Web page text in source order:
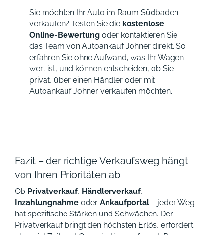
Sie möchten Ihr Auto im Raum Südbaden
verkaufen? Testen Sie die kostenlose
Online-Bewertung oder kontaktieren Sie
das Team von Autoankauf Johner direkt. So
erfahren Sie ohne Aufwand, was Ihr Wagen
wert ist, und können entscheiden, ob Sie
privat, über einen Händler oder mit
Autoankauf Johner verkaufen möchten.
Fazit – der richtige Verkaufsweg hängt
von Ihren Prioritäten ab
Ob Privatverkauf, Händlerverkauf,
Inzahlungnahme oder Ankaufportal – jeder Weg
hat spezifische Stärken und Schwächen. Der
Privatverkauf bringt den höchsten Erlös, erfordert